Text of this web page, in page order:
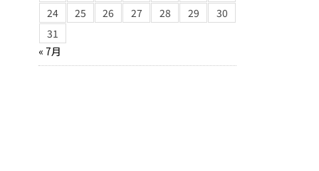
24
25 26 27 28 29
30
31
« 7月